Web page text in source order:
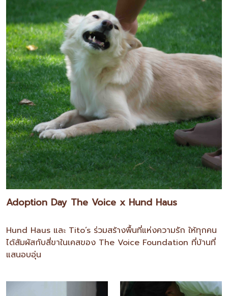
Adoption Day The Voice x Hund Haus
Hund Haus และ Tito’s ร่วมสร้างพื้นที่แห่งความรัก ให้ทุกคน
ได้สัมผัสกับสี่ขาในเคสของ The Voice Foundation ที่บ้านที่
แสนอบอุ่น